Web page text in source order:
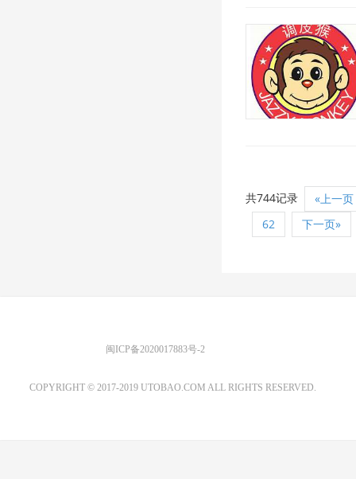
共744记录
«上一页
62
下一页»
闽ICP备2020017883号-2
COPYRIGHT © 2017-2019 UTOBAO.COM ALL RIGHTS RESERVED.